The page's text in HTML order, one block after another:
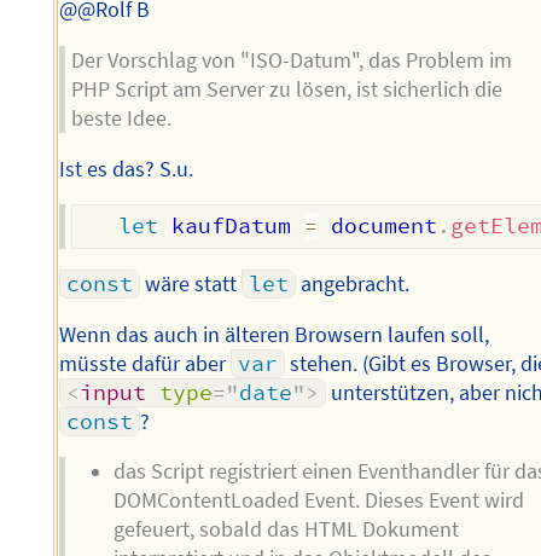
@@Rolf B
Der Vorschlag von "ISO-Datum", das Problem im
PHP Script am Server zu lösen, ist sicherlich die
beste Idee.
Ist es das? S.u.
let kaufDatum = document .
const wäre statt let angebracht.
Wenn das auch in älteren Browsern laufen soll,
müsste dafür aber var stehen. (Gibt es Browser,
<input type="date"> unterstützen, aber
const ?
das Script registriert einen Eventhandler für
DOMContentLoaded Event. Dieses Event wird
gefeuert, sobald das HTML Dokument